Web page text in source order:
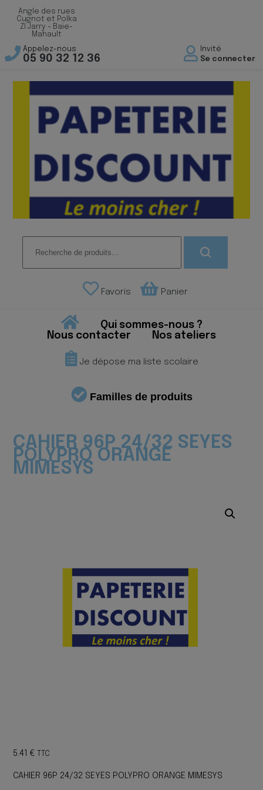
Angle des rues
Cugnot et Polka
ZI Jarry - Baie-
Mahault
Appelez-nous
05 90 32 12 36
Invité
Se connecter
pour :
Favoris Panier
Qui sommes-nous ?
Nous contacter
Nos ateliers
Je dépose ma liste scolaire
Familles de produits
CAHIER 96P 24/32 SEYES
POLYPRO ORANGE
MIMESYS
5.41€ TTC
CAHIER 96P 24/32 SEYES POLYPRO ORANGE MIMESYS